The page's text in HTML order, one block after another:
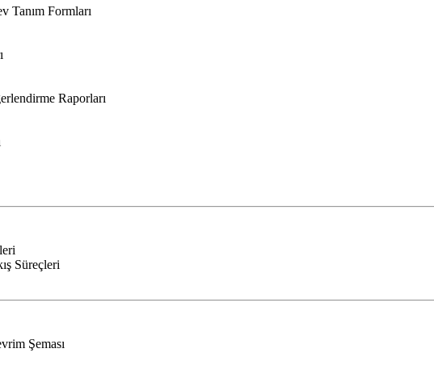
Tanım Formları
Raporları
Süreçleri
Şeması